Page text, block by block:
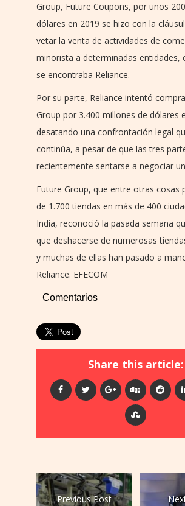
Group, Future Coupons, por unos
dólares en 2019 se hizo con la
vetar la venta de actividades de
minorista a determinadas entidades,
se encontraba Reliance.
Por su parte, Reliance intentó
Group por 3.400 millones de dólares
desatando una confrontación legal
continúa, a pesar de que las tres
recientemente sentarse a negociar
Future Group, que entre otras cosas
de 1.700 tiendas en más de 400
India, reconoció la pasada semana
que deshacerse de numerosas
y muchas de ellas han pasado a
Reliance. EFECOM
Comentarios
Share this article:
Previous Post